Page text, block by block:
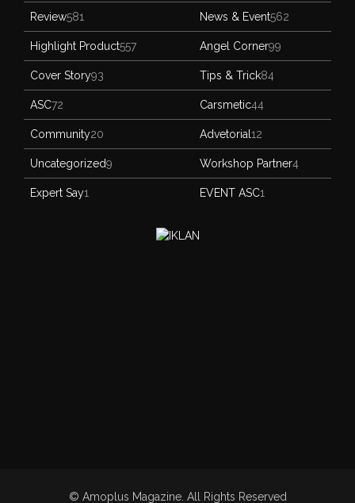
Review581 News & Event562
Highlight Product557 Angel Corner99
Cover Story93 Tips & Trick84
ASC72 Carsmetic44
Community20 Advetorial 12
Uncategorized9 Workshop Partner4
Expert Say1 EVENT ASC1
© Amoplus Magazine. All Rights Reserved